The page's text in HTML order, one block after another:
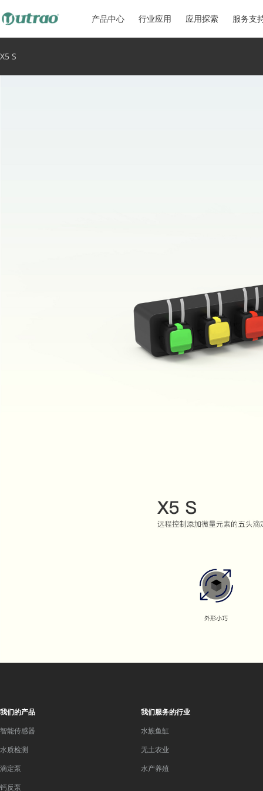
产品中心 行业应用 应用探索 服务支
X5 S
我们的产品
智能传感器
水质检测
滴定泵
钙反泵
我们服务的行业
水族鱼缸
无土农业
水产养殖